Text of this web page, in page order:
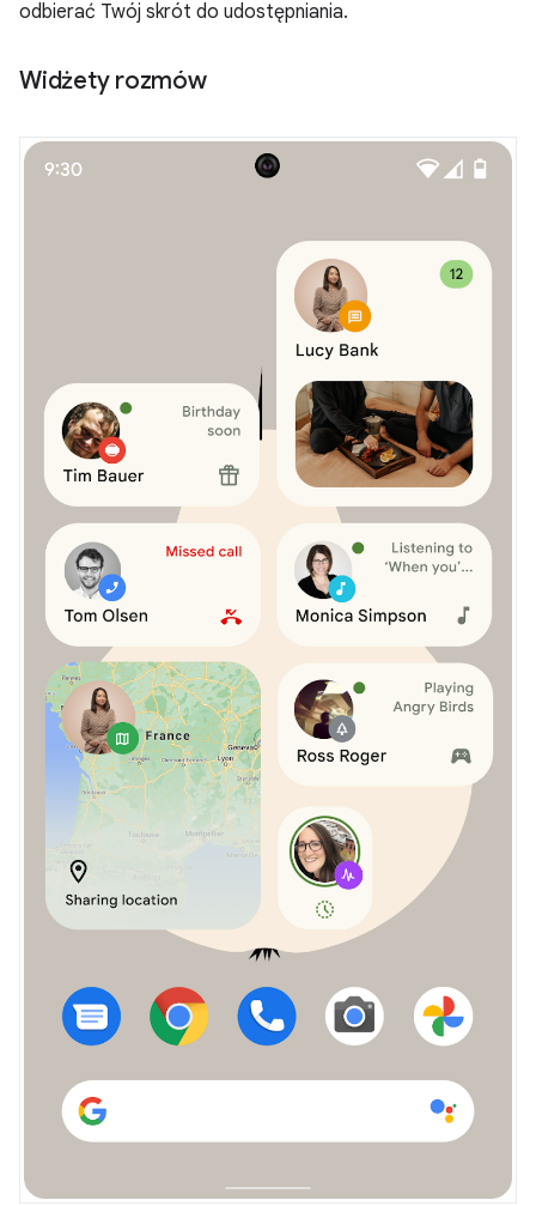
odbierać Twój skrót do udostępniania.
Widżety rozmów